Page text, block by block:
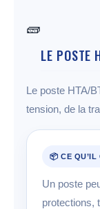
🧱
LE POSTE
Le poste HTA/
tension, de la
📦 CE QU’IL
Un poste
protections,